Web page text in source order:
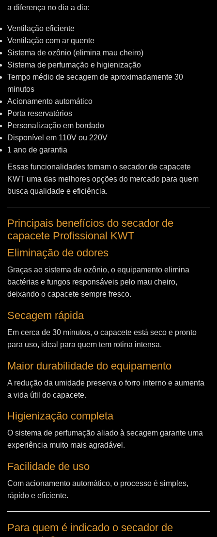
a diferença no dia a dia:
Ventilação eficiente
Ventilação com ar quente
Sistema de ozônio (elimina mau cheiro)
Sistema de perfumação e higienização
Tempo médio de secagem de aproximadamente 30
minutos
Acionamento automático
Porta reservatórios
Personalização em bordado
Disponível em 110V ou 220V
1 ano de garantia
Essas funcionalidades tornam o secador de capacete
KWT uma das melhores opções do mercado para quem
busca qualidade e eficiência.
Principais benefícios do secador de
capacete Profissional KWT
Eliminação de odores
Graças ao sistema de ozônio, o equipamento elimina
bactérias e fungos responsáveis pelo mau cheiro,
deixando o capacete sempre fresco.
Secagem rápida
Em cerca de 30 minutos, o capacete está seco e pronto
para uso, ideal para quem tem rotina intensa.
Maior durabilidade do equipamento
A redução da umidade preserva o forro interno e aumenta
a vida útil do capacete.
Higienização completa
O sistema de perfumação aliado à secagem garante uma
experiência muito mais agradável.
Facilidade de uso
Com acionamento automático, o processo é simples,
rápido e eficiente.
Para quem é indicado o secador de